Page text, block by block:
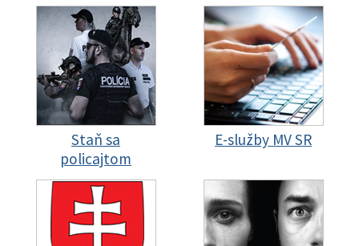
Staň sa
policajtom
E-služby MV SR